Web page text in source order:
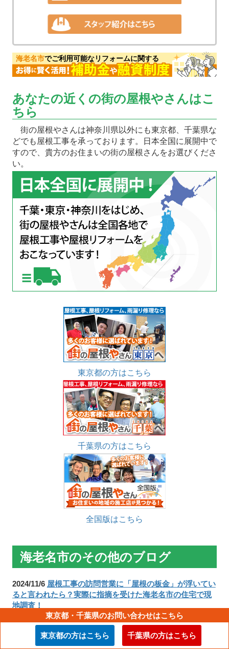
海老名市でご利用可能なリフォームに関する
あなたの近くの街の屋根やさんはこ
ちら
街の屋根やさんは神奈川県以外にも東京都、千葉県な
どでも屋根工事を承っております。日本全国に展開中で
すので、貴方のお住まいの街の屋根さんをお選びくださ
い。
東京都の方はこちら
千葉県の方はこちら
全国版はこちら
海老名市のその他のブログ
2024/11/6 屋根工事の訪問営業に「屋根の板金」が浮いてい
ると言われたら？実際に指摘を受けた海老名市の住宅で現
地調査！
東京都・千葉県のお問い合わせはこちら
東京都の方はこちら 千葉県の方はこちら